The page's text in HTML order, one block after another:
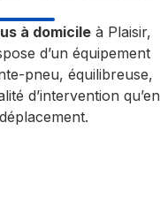
à domicileà Plaisir,
d’un équipement
pneu, équilibreuse,
d’intervention qu’en